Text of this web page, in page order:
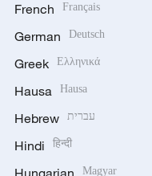
French Français
German Deutsch
Greek Ελληνικά
Hausa Hausa
Hebrew עברית
Hindi हिन्दी
Magyar